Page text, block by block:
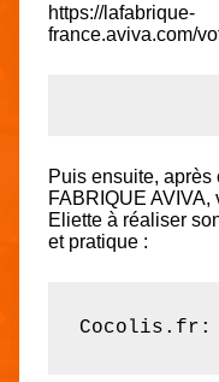
https://lafabrique-
france.aviva.com/
Puis ensuite,
FABRIQUE
Eliette à réaliser
et pratique :
Cocolis.fr: